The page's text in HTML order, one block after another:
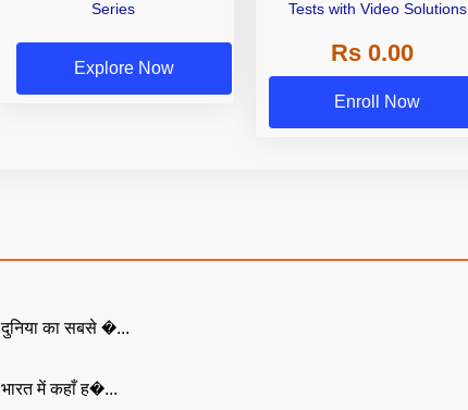
Series
Explore Now
Tests with Video Solutions
Rs 0.00
Enroll Now
दुनिया का सबसे �...
भारत में कहाँ ह�...